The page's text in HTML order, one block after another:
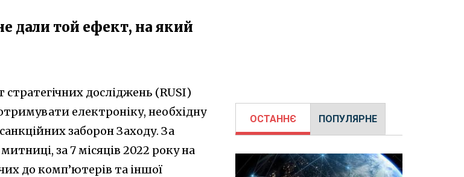
дали той ефект, на який
досліджень (RUSI)
електроніку, необхідну
заборон Заходу. За
за 7 місяців 2022 року на
до комп’ютерів та іншої
ОСТАННЄ ПОПУЛЯРНЕ